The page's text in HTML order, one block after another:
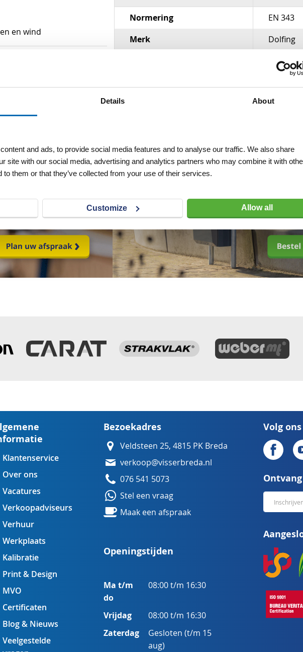
Details About
and ads, to provide social media features and to analyse our traffic. We also share
site with our social media, advertising and analytics partners who may combine it with
to them or that they’ve collected from your use of their services.
Customize Allow all
en wind
Normering EN 343
Merk Dolfing
Geel
Klantenservice
Over ons
Vacatures
Verkoopadviseurs
Verhuur
Werkplaats
Kalibratie
Print & Design
MVO
Certificaten
Blog & Nieuws
Veelgestelde
Bezoekadres
Veldsteen 25, 4815 PK Breda
verkoop@visserbreda.nl
076 541 5073
Stel een vraag
Maak een afspraak
Openingstijden
Ma t/m
do
08:00 t/m 16:30
Vrijdag 08:00 t/m 16:30
Zaterdag
Gesloten (t/m 15
aug)
Volg ons
Abonneer
u
onze